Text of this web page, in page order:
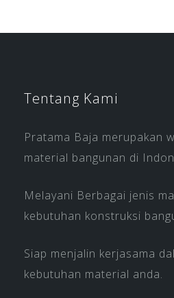
Tentang Kami
Pratama Baja merupakan
material bangunan di
Melayani Berbagai jenis
kebutuhan konstruksi
Siap menjalin kerjasama
kebutuhan material anda.